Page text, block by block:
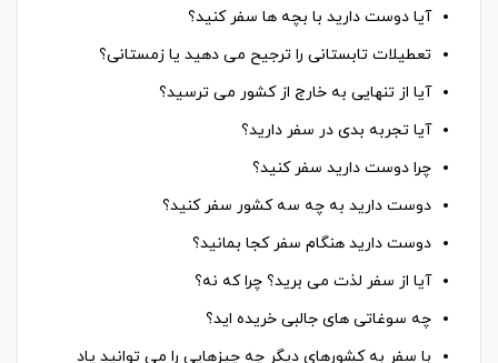
آیا دوست دارید با بچه ها سفر کنید؟
تعطیلات تابستانی را ترجیح می دهید یا زمستانی؟
آیا از تنهایی به خارج از کشور می ترسید؟
آیا تجربه بدی در سفر دارید؟
چرا دوست دارید سفر کنید؟
دوست دارید به چه سه کشور سفر کنید؟
دوست دارید هنگام سفر کجا بمانید؟
آیا از سفر لذت می برید؟ چرا که نه؟
چه سوغاتی های جالبی خریده اید؟
با سفر به کشورهای دیگر چه چیزهایی را می توانید یاد